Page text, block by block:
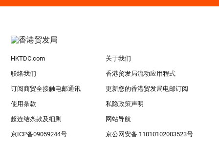
HKTDC.com 关于我们
联络我们 香港贸发局流动应用程式
订阅商贸全接触电邮通讯 更新您的香港贸发局电邮订阅
使用条款 私隐政策声明
超连结条款及细则 网站导航
京ICP备09059244号 京公网安备 11010102003523号